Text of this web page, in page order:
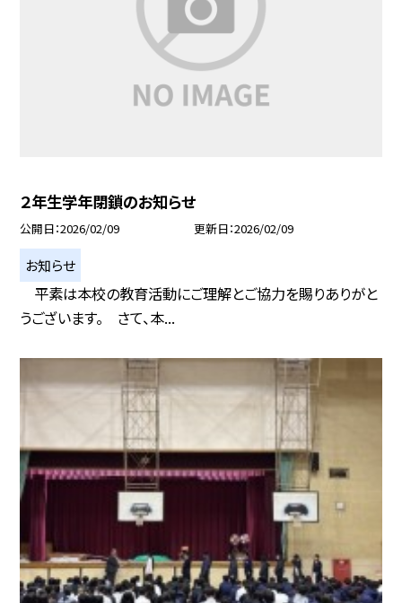
２年生学年閉鎖のお知らせ
公開日 2026/02/09 更新日 2026/02/09
お知らせ
平素は本校の教育活動にご理解とご協力を賜りありがと
うございます。 さて、本...